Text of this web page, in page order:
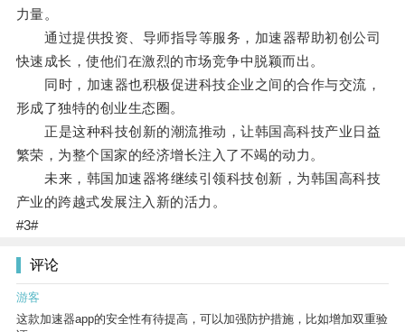
力量。
通过提供投资、导师指导等服务，加速器帮助初创公司
快速成长，使他们在激烈的市场竞争中脱颖而出。
同时，加速器也积极促进科技企业之间的合作与交流，
形成了独特的创业生态圈。
正是这种科技创新的潮流推动，让韩国高科技产业日益
繁荣，为整个国家的经济增长注入了不竭的动力。
未来，韩国加速器将继续引领科技创新，为韩国高科技
产业的跨越式发展注入新的活力。
#3#
评论
游客
这款加速器app的安全性有待提高，可以加强防护措施，比如增加双重验